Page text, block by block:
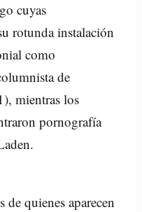
cuyas
rotunda instalación
como
de
mientras los
pornografía
quienes aparecen